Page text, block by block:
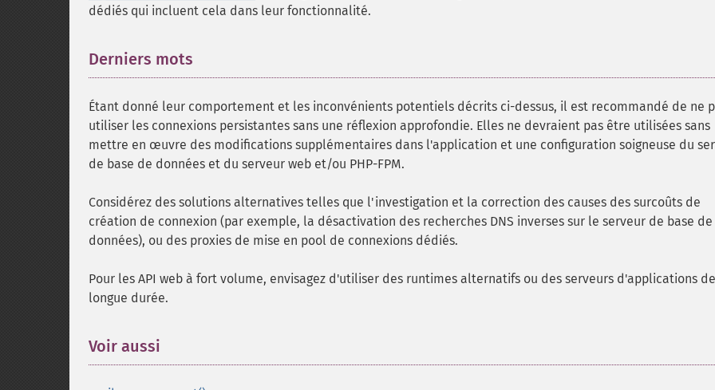
dédiés qui incluent cela dans leur fonctionnalité.
Derniers mots
Étant donné leur comportement et les inconvénients potentiels décrits ci-dessus, il est recommandé de ne
utiliser les connexions persistantes sans une réflexion approfondie. Elles ne devraient pas être utilisées sans
mettre en œuvre des modifications supplémentaires dans l'application et une configuration soigneuse du
de base de données et du serveur web et/ou PHP-FPM.
Considérez des solutions alternatives telles que l'investigation et la correction des causes des surcoûts de
création de connexion (par exemple, la désactivation des recherches DNS inverses sur le serveur de base de
données), ou des proxies de mise en pool de connexions dédiés.
Pour les API web à fort volume, envisagez d'utiliser des runtimes alternatifs ou des serveurs d'applications de
longue durée.
Voir aussi